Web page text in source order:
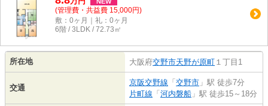
(管理費・共益費 15,000円)
敷：0ヶ月｜礼：0ヶ月
6階 / 3LDK / 72.73㎡
所在地 大阪府交野市天野が原町 １丁目1
交通
京阪交野線 「 交野市 」駅 徒歩7分
片町線 「 河内磐船 」駅 徒歩15～18分